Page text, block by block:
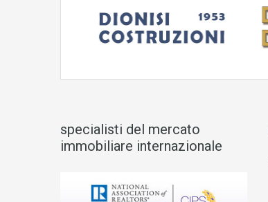
specialisti del mercato
immobiliare internazionale